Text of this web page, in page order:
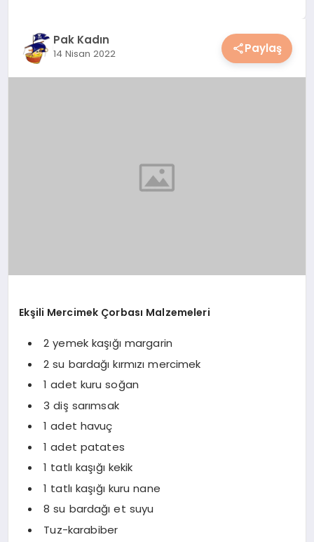
SPOR & FITNESS
Pak Kadın
14 Nisan 2022 Paylaş
Ekşili Mercimek Çorbası Malzemeleri
 2 yemek kaşığı margarin
 2 su bardağı kırmızı mercimek
 1 adet kuru soğan
 3 diş sarımsak
 1 adet havuç
 1 adet patates
 1 tatlı kaşığı kekik
 1 tatlı kaşığı kuru nane
 8 su bardağı et suyu
 Tuz-karabiber